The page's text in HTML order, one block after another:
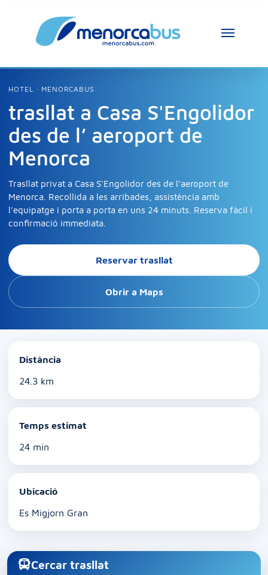
HOTEL · MENORCABUS
trasllat a Casa S'Engolidor
des de l’ aeroport de
Menorca
Trasllat privat a Casa S'Engolidor des de l'aeroport de
Menorca. Recollida a les arribades, assistència amb
l'equipatge i porta a porta en uns 24 minuts. Reserva fàcil i
confirmació immediata.
Reservar trasllat
Obrir a Maps
Distància
24.3 km
Temps estimat
24 min
Ubicació
Es Migjorn Gran
Cercar trasllat
MenorcaBus Assistant
Hola, soc l’assistent de MenorcaBus. En què
et puc ajudar?